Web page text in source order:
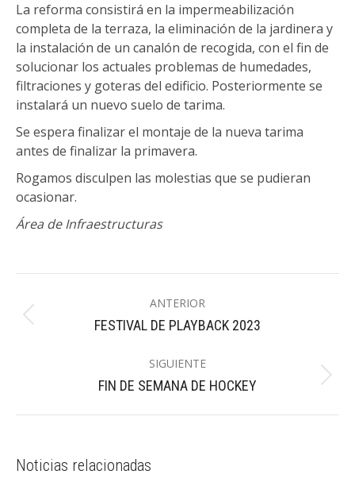
La reforma consistirá en la impermeabilización
completa de la terraza, la eliminación de la jardinera y
la instalación de un canalón de recogida, con el fin de
solucionar los actuales problemas de humedades,
filtraciones y goteras del edificio. Posteriormente se
instalará un nuevo suelo de tarima.
Se espera finalizar el montaje de la nueva tarima
antes de finalizar la primavera.
Rogamos disculpen las molestias que se pudieran
ocasionar.
Área de Infraestructuras
entre
ANTERIOR
Publicación
FESTIVAL DE PLAYBACK 2023
SIGUIENTE
Publicación
FIN DE SEMANA DE HOCKEY
Noticias relacionadas